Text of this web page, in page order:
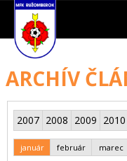
ARCHÍV
2007 2008 2009 2010
január február marec